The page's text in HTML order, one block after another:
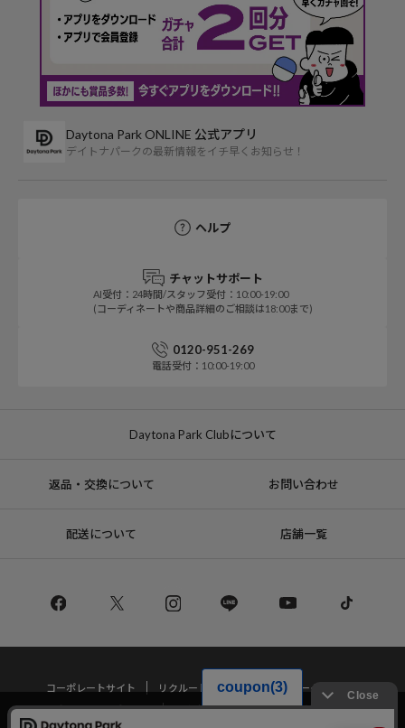
Daytona Park ONLINE 公式アプリ
デイトナパークの最新情報をイチ早くお知らせ！
ヘルプ
チャットサポート
AI受付：24時間/スタッフ受付：10:00-19:00
(コーディネートや商品詳細のご相談は18:00まで)
0120-951-269
電話受付：10:00-19:00
Daytona Park Clubについて
返品・交換について お問い合わせ
配送について 店舗一覧
コーポレートサイト リクルート
サステナブルマークについて
プライバシーポリシー
特定商取引法・古物営業法に基づく表記
当サイトでは利用体験の向上およびコンテンツの最適な提供、トラフィック